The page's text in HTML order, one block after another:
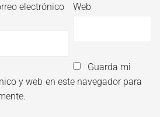
electrónico
Web
Guarda mi
y web en este navegador para